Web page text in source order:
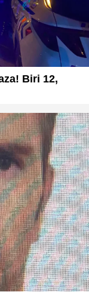
Biri 12,